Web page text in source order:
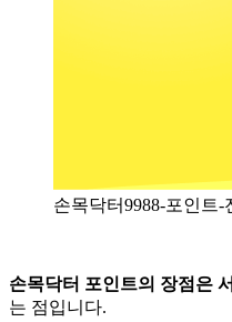
손목닥터9988-포인트-
손목닥터 포인트의 장점은
는 점입니다.